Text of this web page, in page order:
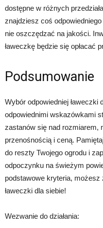
dostępne w różnych
znajdziesz coś
nie oszczędzać na jakości.
ławeczkę będzie się opłacać
Podsumowanie
Wybór odpowiedniej ławeczki
odpowiednimi wskazówkami
zastanów się nad rozmiarem,
przenośnością i ceną.
do reszty Twojego ogrodu i
odpoczynku na świeżym
podstawowe kryteria,
ławeczki dla siebie!
Wezwanie do działania: